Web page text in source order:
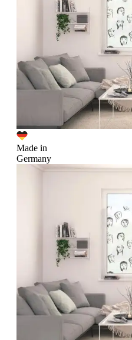
Made in
Germany